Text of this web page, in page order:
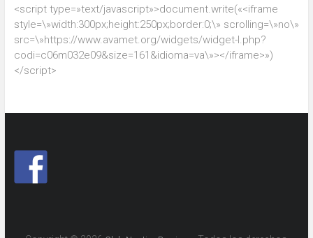
<script type=»text/javascript»>document.write(«<iframe
style=\»width:300px;height:250px;border:0;\» scrolling=\»no\»
src=\»https://www.avamet.org/widgets/widget-l.php?
codi=c06m032e09&size=161&idioma=va\»></iframe>»)
</script>